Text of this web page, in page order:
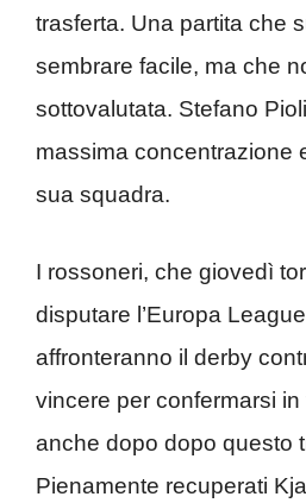
trasferta. Una partita che
sembrare facile, ma che
sottovalutata. Stefano
massima concentrazione
sua squadra.
I rossoneri, che giovedì
disputare l’Europa
affronteranno il derby
vincere per confermarsi
anche dopo dopo questo
Pienamente recuperati